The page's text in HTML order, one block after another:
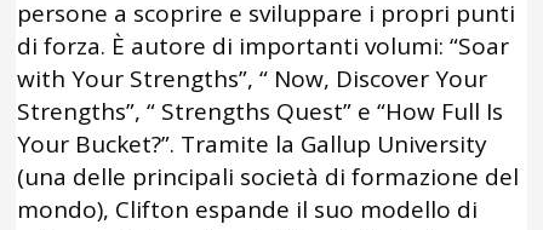
persone a scoprire e sviluppare i propri punti
di forza. È autore di importanti volumi: “Soar
with Your Strengths”, “ Now, Discover Your
Strengths”, “ Strengths Quest” e “How Full Is
Your Bucket?”. Tramite la Gallup University
(una delle principali società di formazione del
mondo), Clifton espande il suo modello di